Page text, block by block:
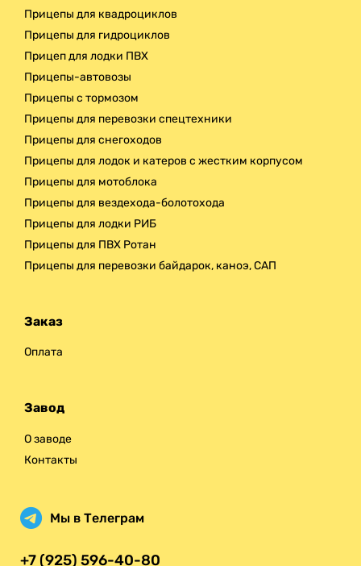
Прицепы для квадроциклов
Прицепы для гидроциклов
Прицеп для лодки ПВХ
Прицепы-автовозы
Прицепы с тормозом
Прицепы для перевозки спецтехники
Прицепы для снегоходов
Прицепы для лодок и катеров с жестким корпусом
Прицепы для мотоблока
Прицепы для вездехода-болотохода
Прицепы для лодки РИБ
Прицепы для ПВХ Ротан
Прицепы для перевозки байдарок, каноэ, САП
Заказ
Оплата
Завод
О заводе
Контакты
Мы в Телеграм
+7 (925) 596-40-80